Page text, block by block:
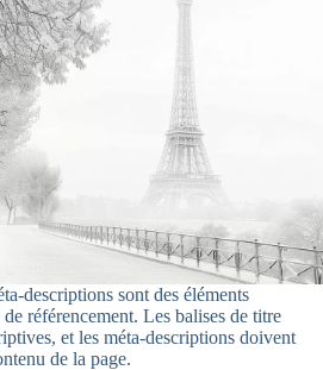
descriptions sont des éléments
référencement. Les balises de titre
et les méta-descriptions doivent
de la page.